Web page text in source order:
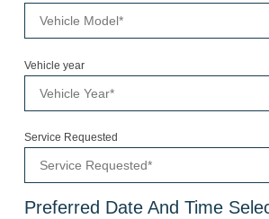
Vehicle year
Service Requested
Preferred Date And Time